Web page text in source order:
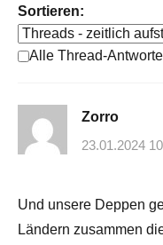
Sortieren:
Alle Thread-
Zorro
23.01.2024
Und unsere Deppen
Ländern zusammen